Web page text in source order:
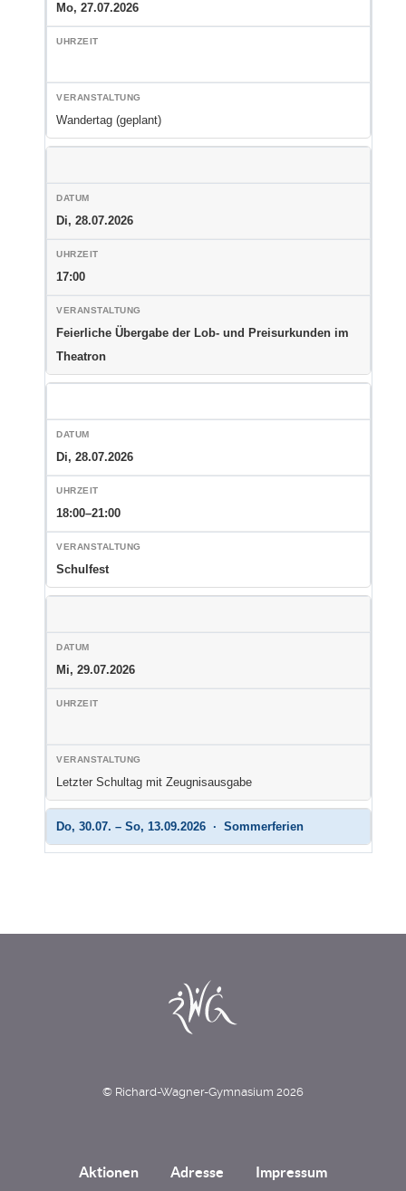
Mo, 27.07.2026
Wandertag (geplant)
Di, 28.07.2026
17:00
Feierliche Übergabe der Lob- und Preisurkunden im
Theatron
Di, 28.07.2026
18:00–21:00
Schulfest
Mi, 29.07.2026
Letzter Schultag mit Zeugnisausgabe
Do, 30.07. – So, 13.09.2026 · Sommerferien
© Richard-Wagner-Gymnasium 2026
Aktionen Adresse Impressum